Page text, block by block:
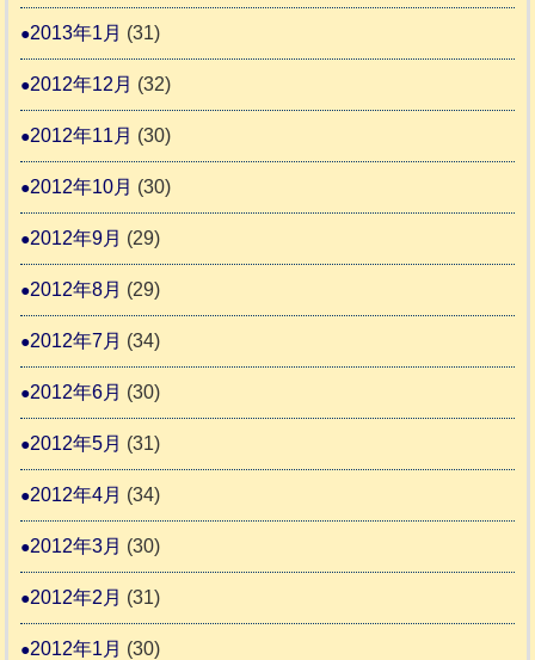
2013年1月 (31)
2012年12月 (32)
2012年11月 (30)
2012年10月 (30)
2012年9月 (29)
2012年8月 (29)
2012年7月 (34)
2012年6月 (30)
2012年5月 (31)
2012年4月 (34)
2012年3月 (30)
2012年2月 (31)
2012年1月 (30)